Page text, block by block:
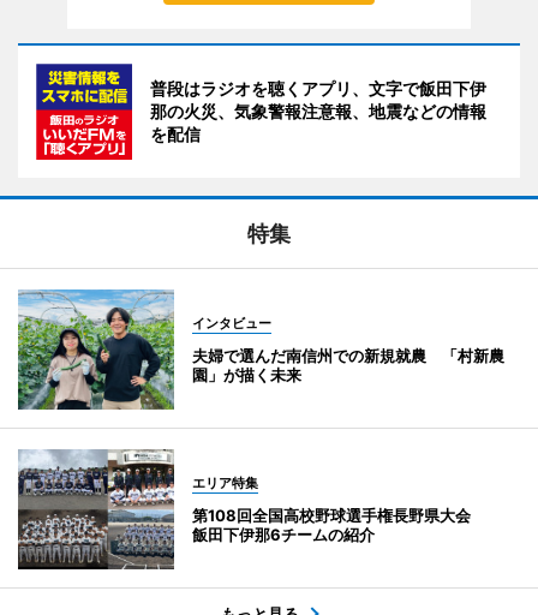
普段はラジオを聴くアプリ、文字で飯田下伊
那の火災、気象警報注意報、地震などの情報
を配信
特集
インタビュー
夫婦で選んだ南信州での新規就農 「村新農
園」が描く未来
エリア特集
第108回全国高校野球選手権長野県大会
飯田下伊那6チームの紹介